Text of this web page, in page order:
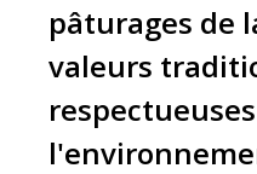
pâturages de
valeurs